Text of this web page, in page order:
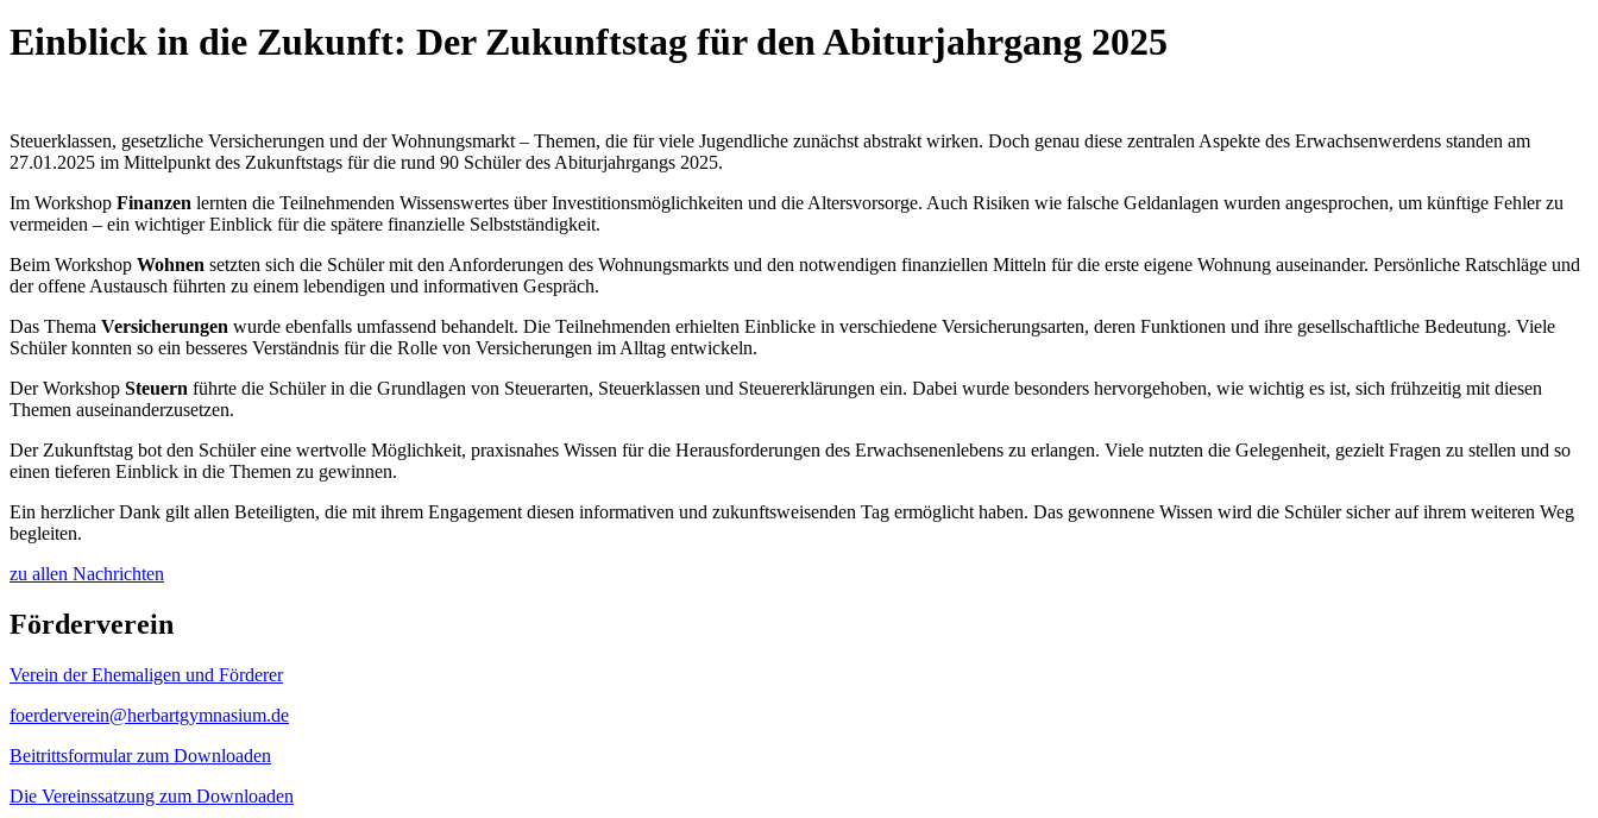
Einblick in die Zukunft: Der Zukunftstag für den Abiturjahrgang 2025
Steuerklassen, gesetzliche Versicherungen und der Wohnungsmarkt – Themen, die für viele Jugendliche zunächst abstrakt wirken. Doch genau diese zentralen Aspekte des Erwachsenwerdens standen am
27.01.2025 im Mittelpunkt des Zukunftstags für die rund 90 Schüler des Abiturjahrgangs 2025.
Im Workshop Finanzen lernten die Teilnehmenden Wissenswertes über Investitionsmöglichkeiten und die Altersvorsorge. Auch Risiken wie falsche Geldanlagen wurden angesprochen, um künftige Fehler zu
vermeiden – ein wichtiger Einblick für die spätere finanzielle Selbstständigkeit.
Beim Workshop Wohnen setzten sich die Schüler mit den Anforderungen des Wohnungsmarkts und den notwendigen finanziellen Mitteln für die erste eigene Wohnung auseinander. Persönliche Ratschläge und
der offene Austausch führten zu einem lebendigen und informativen Gespräch.
Das Thema Versicherungen wurde ebenfalls umfassend behandelt. Die Teilnehmenden erhielten Einblicke in verschiedene Versicherungsarten, deren Funktionen und ihre gesellschaftliche Bedeutung. Viele
Schüler konnten so ein besseres Verständnis für die Rolle von Versicherungen im Alltag entwickeln.
Der Workshop Steuern führte die Schüler in die Grundlagen von Steuerarten, Steuerklassen und Steuererklärungen ein. Dabei wurde besonders hervorgehoben, wie wichtig es ist, sich frühzeitig mit diesen
Themen auseinanderzusetzen.
Der Zukunftstag bot den Schüler eine wertvolle Möglichkeit, praxisnahes Wissen für die Herausforderungen des Erwachsenenlebens zu erlangen. Viele nutzten die Gelegenheit, gezielt Fragen zu stellen und so
einen tieferen Einblick in die Themen zu gewinnen.
Ein herzlicher Dank gilt allen Beteiligten, die mit ihrem Engagement diesen informativen und zukunftsweisenden Tag ermöglicht haben. Das gewonnene Wissen wird die Schüler sicher auf ihrem weiteren Weg
begleiten.
zu allen Nachrichten
Förderverein
Verein der Ehemaligen und Förderer
foerderverein@herbartgymnasium.de
Beitrittsformular zum Downloaden
Die Vereinssatzung zum Downloaden